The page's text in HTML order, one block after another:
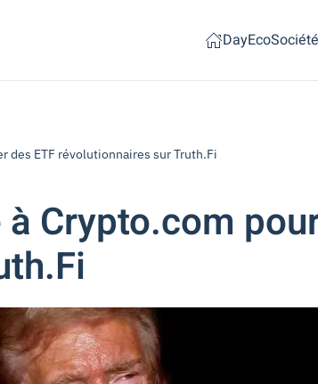
DayEcoSociété
des ETF révolutionnaires sur Truth.Fi
Crypto.com